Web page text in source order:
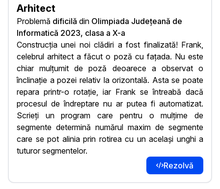
Arhitect
Problemă dificilă din Olimpiada Județeană de
Informatică 2023, clasa a X-a
Construcția unei noi clădiri a fost finalizată! Frank,
celebrul arhitect a făcut o poză cu fațada. Nu este
chiar mulțumit de poză deoarece a observat o
înclinație a pozei relativ la orizontală. Asta se poate
repara printr-o rotație, iar Frank se întreabă dacă
procesul de îndreptare nu ar putea fi automatizat.
Scrieți un program care pentru o mulțime de
segmente determină numărul maxim de segmente
care se pot alinia prin rotirea cu un același unghi a
tuturor segmentelor.
Rezolvă